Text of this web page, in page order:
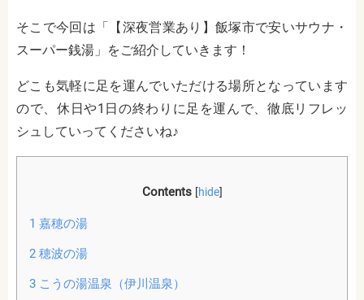
そこで今回は「【深夜営業あり】飯塚市で安いサウナ・
スーパー銭湯」をご紹介していきます！
どこも気軽に足を運んでいただける場所となっています
ので、休日や1日の終わりに足を運んで、徹底リフレッ
シュしていってくださいね♪
Contents [hide]
1 嘉穂の湯
2穂波の湯
3こうの湯温泉（伊川温泉）